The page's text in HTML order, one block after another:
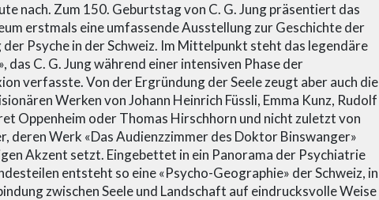
nach. Zum 150. Geburtstag von C. G. Jung präsentiert das
erstmals eine umfassende Ausstellung zur Geschichte der
der Psyche in der Schweiz. Im Mittelpunkt steht das legendäre
das C. G. Jung während einer intensiven Phase der
verfasste. Von der Ergründung der Seele zeugt aber auch die
Werken von Johann Heinrich Füssli, Emma Kunz, Rudolf
Oppenheim oder Thomas Hirschhorn und nicht zuletzt von
deren Werk «Das Audienzzimmer des Doktor Binswanger»
Akzent setzt. Eingebettet in ein Panorama der Psychiatrie
entsteht so eine «Psycho-Geographie» der Schweiz, in
zwischen Seele und Landschaft auf eindrucksvolle Weise